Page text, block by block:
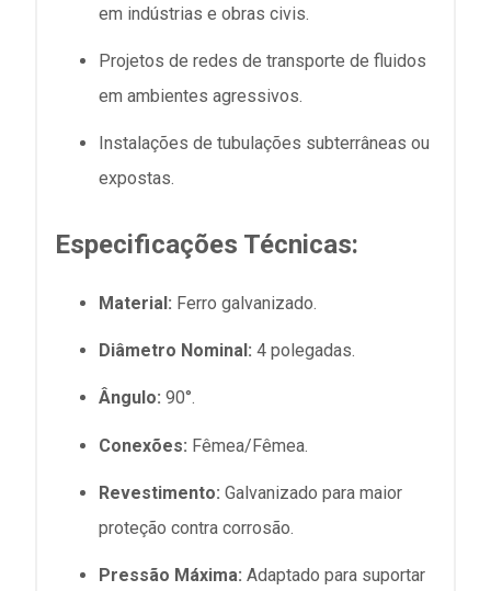
em indústrias e obras civis.
Projetos de redes de transporte de fluidos
em ambientes agressivos.
Instalações de tubulações subterrâneas ou
expostas.
Especificações Técnicas:
Material: Ferro galvanizado.
Diâmetro Nominal: 4 polegadas.
Ângulo: 90°.
Conexões: Fêmea/Fêmea.
Revestimento: Galvanizado para maior
proteção contra corrosão.
Pressão Máxima: Adaptado para suportar